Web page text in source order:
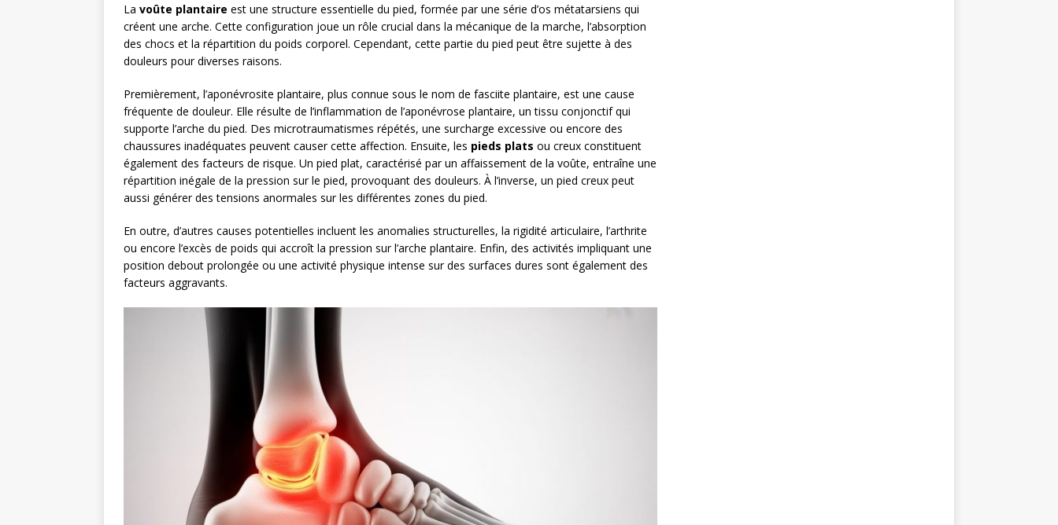
La voûte plantaire est une structure essentielle du pied, formée par une série d’os métatarsiens qui
créent une arche. Cette configuration joue un rôle crucial dans la mécanique de la marche, l’absorption
des chocs et la répartition du poids corporel. Cependant, cette partie du pied peut être sujette à des
douleurs pour diverses raisons.
Premièrement, l’aponévrosite plantaire, plus connue sous le nom de fasciite plantaire, est une cause
fréquente de douleur. Elle résulte de l’inflammation de l’aponévrose plantaire, un tissu conjonctif qui
supporte l’arche du pied. Des microtraumatismes répétés, une surcharge excessive ou encore des
chaussures inadéquates peuvent causer cette affection. Ensuite, les pieds plats ou creux constituent
également des facteurs de risque. Un pied plat, caractérisé par un affaissement de la voûte, entraîne une
répartition inégale de la pression sur le pied, provoquant des douleurs. À l’inverse, un pied creux peut
aussi générer des tensions anormales sur les différentes zones du pied.
En outre, d’autres causes potentielles incluent les anomalies structurelles, la rigidité articulaire, l’arthrite
ou encore l’excès de poids qui accroît la pression sur l’arche plantaire. Enfin, des activités impliquant une
position debout prolongée ou une activité physique intense sur des surfaces dures sont également des
facteurs aggravants.